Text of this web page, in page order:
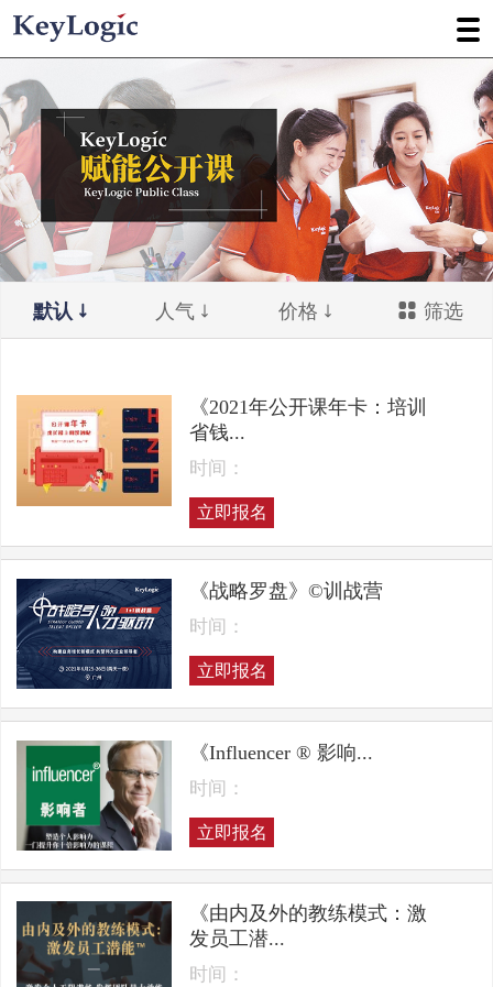
默认 人气 价格 筛选
《2021年公开课年卡：培训
省钱...
时间：
立即报名
《战略罗盘》©训战营
时间：
立即报名
《Influencer ® 影响...
时间：
立即报名
《由内及外的教练模式：激
发员工潜...
时间：